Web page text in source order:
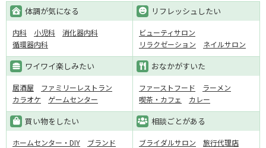
体調が気になる
内科 小児科
消化器内科
循環器内科
リフレッシュしたい
ビューティサロン
リラクゼーション
ネイルサロン
ワイワイ楽しみたい
居酒屋
ファミリーレストラン
カラオケ
ゲームセンター
おなかがすいた
ファーストフード
ラーメン
喫茶・カフェ
カレー
買い物をしたい
ホームセンター・DIY
ブランド
相談ごとがある
ブライダルサロン
旅行代理店